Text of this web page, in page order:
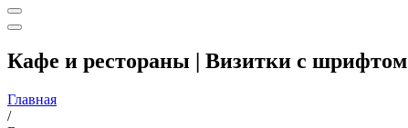
Кафе и рестораны | Визитки с
Главная
/